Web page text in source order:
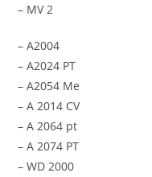
– MV 2
– A2004
– A2024 PT
– A2054 Me
– A 2014 CV
– A 2064 pt
– A 2074 PT
– WD 2000